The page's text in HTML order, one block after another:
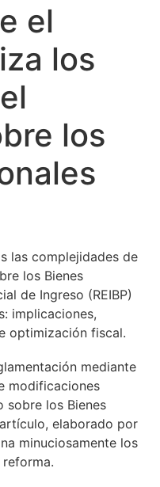
el
los
los
las complejidades de
los Bienes
de Ingreso (REIBP)
implicaciones,
optimización fiscal.
mediante
modificaciones
sobre los Bienes
elaborado por
minuciosamente los